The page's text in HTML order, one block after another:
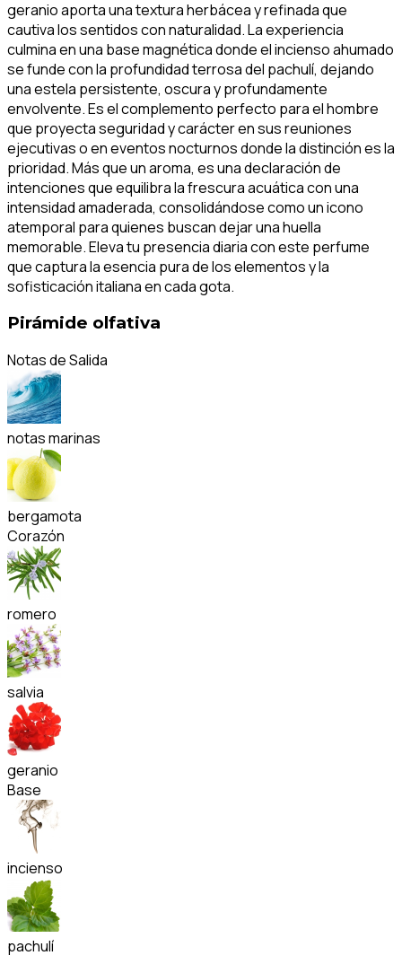
geranio aporta una textura herbácea y refinada que
cautiva los sentidos con naturalidad. La experiencia
culmina en una base magnética donde el incienso ahumado
se funde con la profundidad terrosa del pachulí, dejando
una estela persistente, oscura y profundamente
envolvente. Es el complemento perfecto para el hombre
que proyecta seguridad y carácter en sus reuniones
ejecutivas o en eventos nocturnos donde la distinción es la
prioridad. Más que un aroma, es una declaración de
intenciones que equilibra la frescura acuática con una
intensidad amaderada, consolidándose como un icono
atemporal para quienes buscan dejar una huella
memorable. Eleva tu presencia diaria con este perfume
que captura la esencia pura de los elementos y la
sofisticación italiana en cada gota.
Pirámide olfativa
Notas de Salida
notas marinas
bergamota
Corazón
romero
salvia
geranio
Base
incienso
pachulí